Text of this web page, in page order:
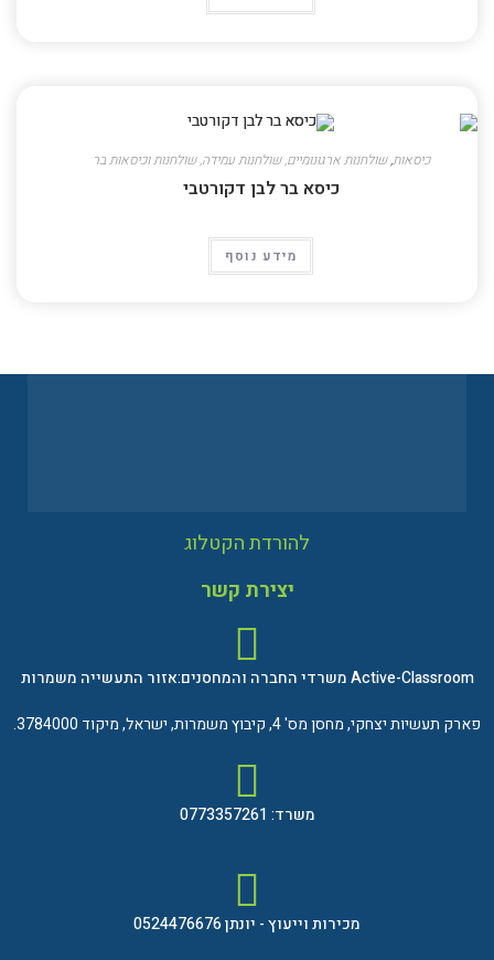
כיסאות,שולחנות ארגונומיים, שולחנות עמידה, שולחנות וכיסאות בר
כיסא בר לבן דקורטבי
מידע נוסף
להורדת הקטלוג
יצירת קשר
Active-Classroom משרדי החברה והמחסנים:אזור התעשייה משמרות
פארק תעשיות יצחקי, מחסן מס' 4, קיבוץ משמרות, ישראל, מיקוד 3784000.
משרד: 0773357261
מכירות וייעוץ - יונתן 0524476676